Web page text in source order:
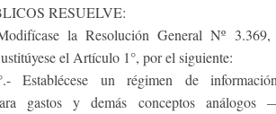
RESUELVE:
la Resolución General Nº
el Artículo 1°, por el siguiente:
Establécese un régimen de
gastos y demás conceptos análogos